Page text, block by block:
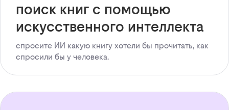
поиск книг с помощью
искусственного интеллекта
спросите ИИ какую книгу хотели бы прочитать, как
спросили бы у человека.